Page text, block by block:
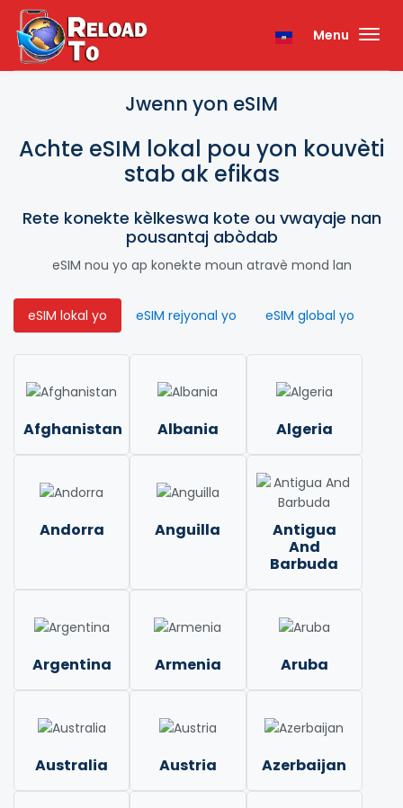
Menu
Jwenn yon eSIM
Achte eSIM lokal pou yon kouvèti
stab ak efikas
Rete konekte kèlkeswa kote ou vwayaje nan
pousantaj abòdab
eSIM nou yo ap konekte moun atravè mond lan
eSIM lokal yo eSIM rejyonal yo eSIM global yo
Afghanistan Albania Algeria
Andorra Anguilla
Antigua
And
Barbuda
Argentina Armenia Aruba
Australia Austria Azerbaijan